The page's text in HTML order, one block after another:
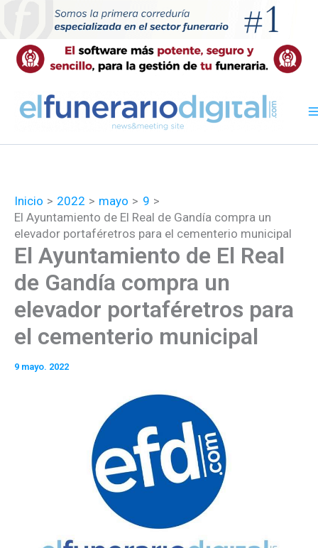
contenido
Inicio 2022 mayo
9
El Ayuntamiento de El Real de Gandía compra un
elevador portaféretros para el cementerio municipal
El Ayuntamiento de El Real
de Gandía compra un
elevador portaféretros para
el cementerio municipal
9 mayo. 2022